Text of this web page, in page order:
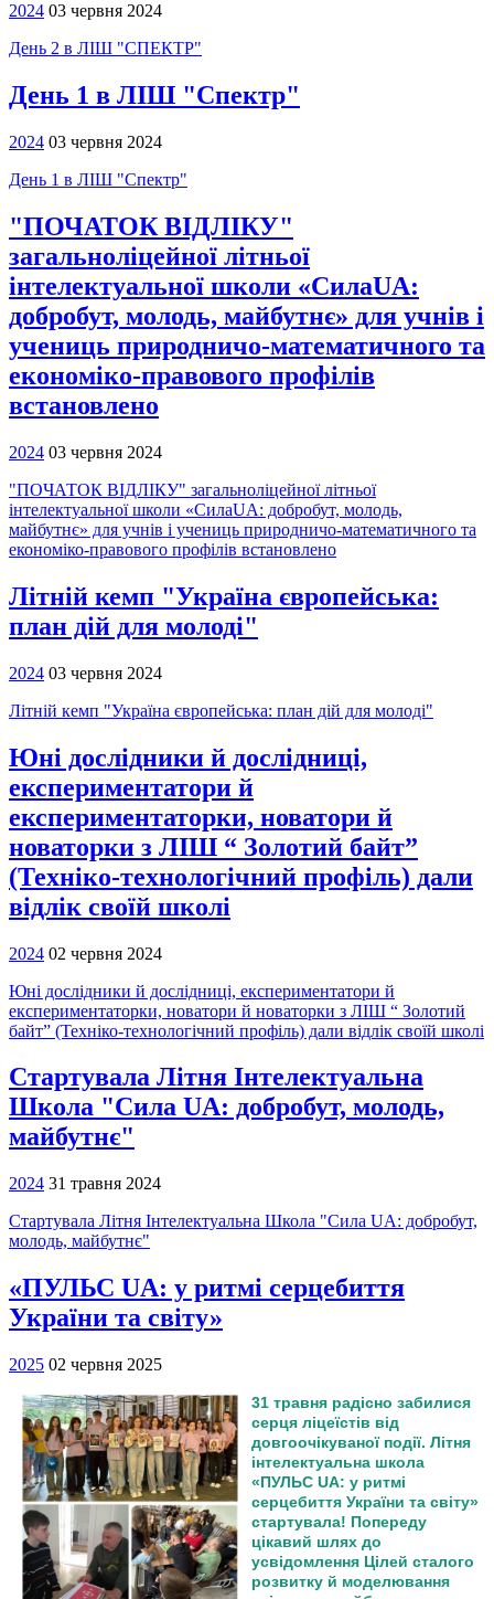
2024 03 червня 2024
День 2 в ЛІШ "СПЕКТР"
День 1 в ЛІШ "Спектр"
2024 03 червня 2024
День 1 в ЛІШ "Спектр"
"ПОЧАТОК ВІДЛІКУ"
загальноліцейної літньої
інтелектуальної школи «СилаUA:
добробут, молодь, майбутнє» для учнів і
учениць природничо-математичного та
економіко-правового профілів
встановлено
2024 03 червня 2024
"ПОЧАТОК ВІДЛІКУ" загальноліцейної літньої
інтелектуальної школи «СилаUA: добробут, молодь,
майбутнє» для учнів і учениць природничо-математичного та
економіко-правового профілів встановлено
Літній кемп "Україна європейська:
план дій для молоді"
2024 03 червня 2024
Літній кемп "Україна європейська: план дій для молоді"
Юні дослідники й дослідниці,
експериментатори й
експериментаторки, новатори й
новаторки з ЛІШ “ Золотий байт”
(Техніко-технологічний профіль) дали
відлік своїй школі
2024 02 червня 2024
Юні дослідники й дослідниці, експериментатори й
експериментаторки, новатори й новаторки з ЛІШ “ Золотий
байт” (Техніко-технологічний профіль) дали відлік своїй школі
Cтартувала Літня Інтелектуальна
Школа "Сила UA: добробут, молодь,
майбутнє"
2024 31 травня 2024
Cтартувала Літня Інтелектуальна Школа "Сила UA: добробут,
молодь, майбутнє"
«ПУЛЬС UA: у ритмі серцебиття
України та світу»
2025 02 червня 2025
31 травня радісно забилися
серця ліцеїстів від
довгоочікуваної події. Літня
інтелектуальна школа
«ПУЛЬС UA: у ритмі
серцебиття України та світу»
стартувала! Попереду
цікавий шлях до
усвідомлення Цілей сталого
розвитку й моделювання